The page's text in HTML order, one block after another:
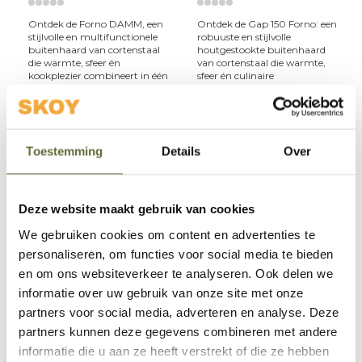
Toestemming Details Over
Deze website maakt gebruik van cookies
We gebruiken cookies om content en advertenties te
personaliseren, om functies voor social media te bieden
en om ons websiteverkeer te analyseren. Ook delen we
informatie over uw gebruik van onze site met onze
partners voor social media, adverteren en analyse. Deze
partners kunnen deze gegevens combineren met andere
informatie die u aan ze heeft verstrekt of die ze hebben
Ontdek de Forno DAMM, een
stijlvolle en multifunctionele
buitenhaard van cortenstaal
die warmte, sfeer én
kookplezier combineert in één
€1.599,00
Levering in overleg
Ontdek de Gap 150 Forno: een
robuuste en stijlvolle
houtgestookte buitenhaard
van cortenstaal die warmte,
sfeer én culinaire
Levering in overleg
Forno